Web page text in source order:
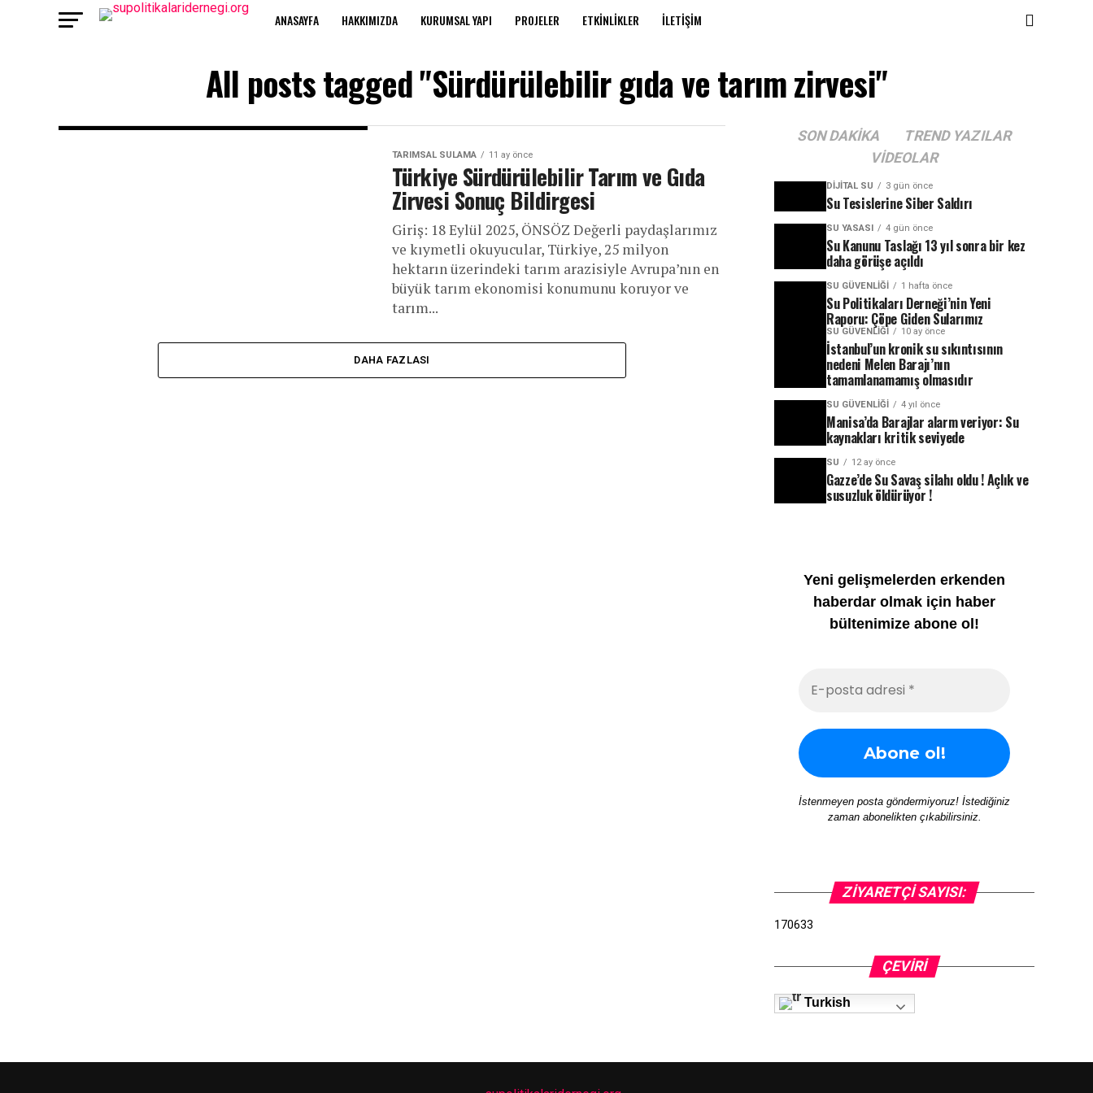
ANASAYFA HAKKIMIZDA KURUMSAL YAPI PROJELER ETKINLIKLER İLETIŞIM
All posts tagged "Sürdürülebilir gıda ve tarım zirvesi"
TARIMSAL SULAMA 11 ay önce
Türkiye Sürdürülebilir Tarım ve Gıda
Zirvesi Sonuç Bildirgesi
Giriş: 18 Eylül 2025, ÖNSÖZ Değerli paydaşlarımız
ve kıymetli okuyucular, Türkiye, 25 milyon
hektarın üzerindeki tarım arazisiyle Avrupa’nın en
büyük tarım ekonomisi konumunu koruyor ve
tarım...
DAHA FAZLASI
SON DAKIKA
TREND YAZILAR
VIDEOLAR
DIJITAL SU 3 gün önce
Su Tesislerine Siber Saldırı
SU YASASI 4 gün önce
Su Kanunu Taslağı 13 yıl sonra bir kez
daha görüşe açıldı
SU GÜVENLIĞI 1 hafta önce
Su Politikaları Derneği’nin Yeni
Raporu: Çöpe Giden Sularımız
SU GÜVENLIĞI 10 ay önce
İstanbul’un kronik su sıkıntısının
nedeni Melen Barajı’nın
tamamlanamamış olmasıdır
SU GÜVENLIĞI 4 yıl önce
Manisa’da Barajlar alarm veriyor: Su
kaynakları kritik seviyede
SU 12 ay önce
Gazze’de Su Savaş silahı oldu ! Açlık ve
susuzluk öldürüyor !
Yeni gelişmelerden erkenden
haberdar olmak için haber
bültenimize abone ol!
İstenmeyen posta göndermiyoruz! İstediğiniz
zaman abonelikten çıkabilirsiniz.
ZIYARETÇI SAYISI:
170633
ÇEVIRI
Turkish